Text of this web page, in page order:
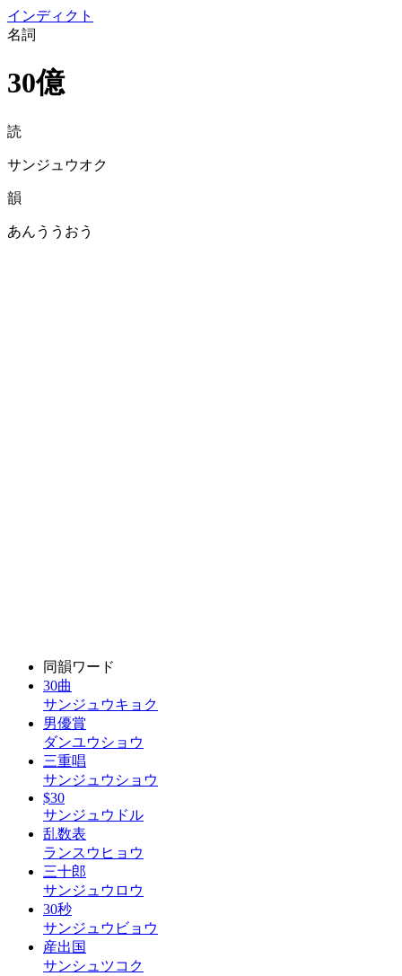
インディクト
名詞
30億
読
サンジュウオク
韻
あんううおう
同韻ワード
30曲
サンジュウキョク
男優賞
ダンユウショウ
三重唱
サンジュウショウ
$30
サンジュウドル
乱数表
ランスウヒョウ
三十郎
サンジュウロウ
30秒
サンジュウビョウ
産出国
サンシュツコク